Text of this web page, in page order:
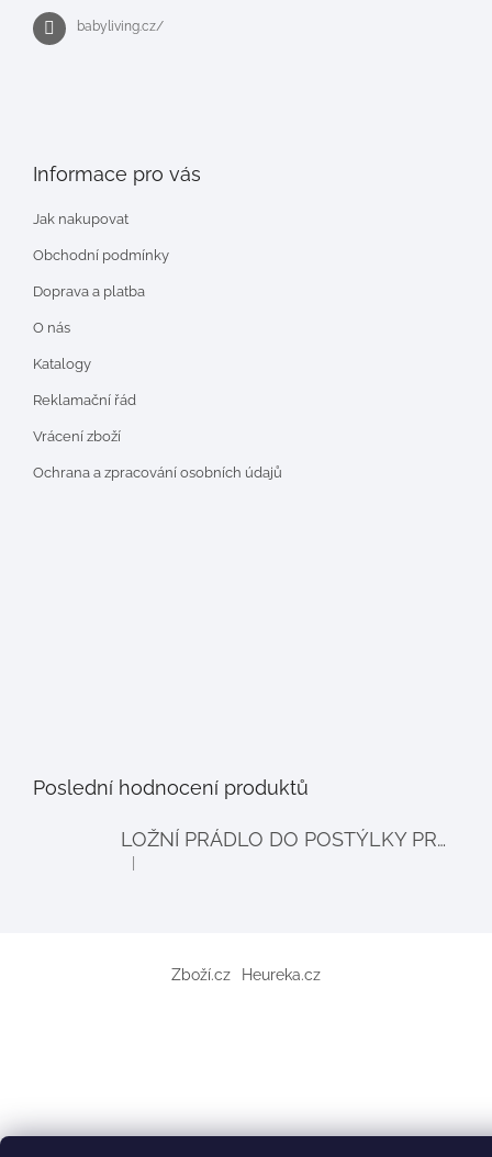
babyliving.cz/
Informace pro vás
Jak nakupovat
Obchodní podmínky
Doprava a platba
O nás
Katalogy
Reklamační řád
Vrácení zboží
Ochrana a zpracování osobních údajů
Poslední hodnocení produktů
LOŽNÍ PRÁDLO DO POSTÝLKY PRO PANENKY BALLOON - šedé
Hodnocení produktu je 4 z 5 hvězdiček.
Zboží.cz Heureka.cz